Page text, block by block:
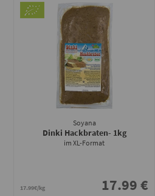
Soyana
Dinki Hackbraten- 1kg
im XL-Format
17.99€/kg 17.99 €